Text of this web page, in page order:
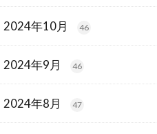
2024年10月 46
2024年9月 46
2024年8月 47